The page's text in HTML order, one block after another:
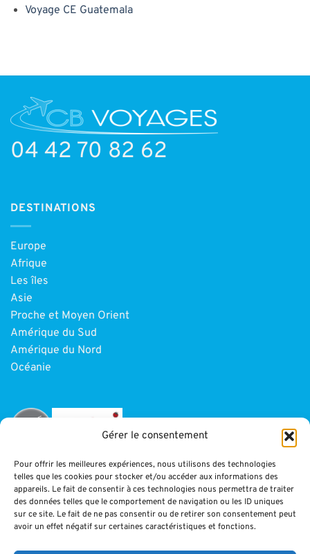
Gérer le consentement
Pour offrir les meilleures expériences, nous utilisons des technologies
telles que les cookies pour stocker et/ou accéder aux informations des
appareils. Le fait de consentir à ces technologies nous permettra de traiter
des données telles que le comportement de navigation ou les ID uniques
sur ce site. Le fait de ne pas consentir ou de retirer son consentement peut
avoir un effet négatif sur certaines caractéristiques et fonctions.
Voyage CE Guatemala
04 42 70 82 62
DESTINATIONS
Europe
Afrique
Les îles
Asie
Proche et Moyen Orient
Amérique du Sud
Amérique du Nord
Océanie
INFORMATIONS
Paiement